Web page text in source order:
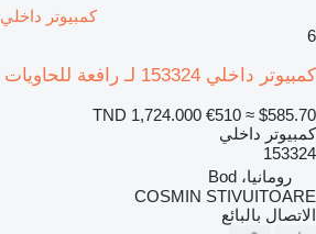
كمبيوتر داخلي 153324 لـ رافعة للحاويات
6
كمبيوتر داخلي 153324 لـ رافعة للحاويات
TND 1,724.000 €510 ≈ $585.70
كمبيوتر داخلي
153324
رومانيا، Bod
COSMIN STIVUITOARE
الاتصال بالبائع